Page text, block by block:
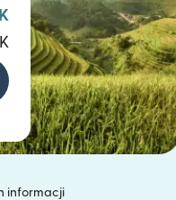
informacji